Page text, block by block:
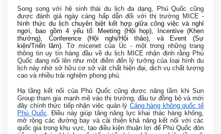
Song song với hệ sinh thái du lịch đa dạng, Phú Quốc cũng
được đánh giá ngày càng hấp dẫn đối với thị trường MICE -
hình thức du lịch chuyên biệt kết hợp giữa công việc và nghỉ
ngơi, bao gồm 4 yếu tố: Meeting (Hội họp), Incentive (Khen
thưởng), Conference (Hội nghị/Hội thảo), và Event (Sự
kiện/Triển lãm). Tờ micenet của Úc - một trong những trang
thông tin uy tín hàng đầu về du lịch MICE nhận định rằng Phú
Quốc đang nổi lên như một điểm đến lý tưởng của loại hình du
lịch này nhờ sở hữu cơ sở vật chất hiện đại, dịch vụ chất lượng
cao và nhiều trải nghiệm phong phú.
Hạ tầng kết nối của Phú Quốc cũng được nâng tầm khi Sun
Group tham gia mạnh mẽ vào thị trường, đầu tư đồng bộ và mới
đây chính thức tiếp nhận việc quản lý Cảng hàng không quốc tế
Phú Quốc. Điều này giúp tăng năng lực khai thác hàng không,
mở rộng các đường bay và cải thiện khả năng kết nối với các
quốc gia trong khu vực, tạo điều kiện thuận lợi để Phú Quốc đón